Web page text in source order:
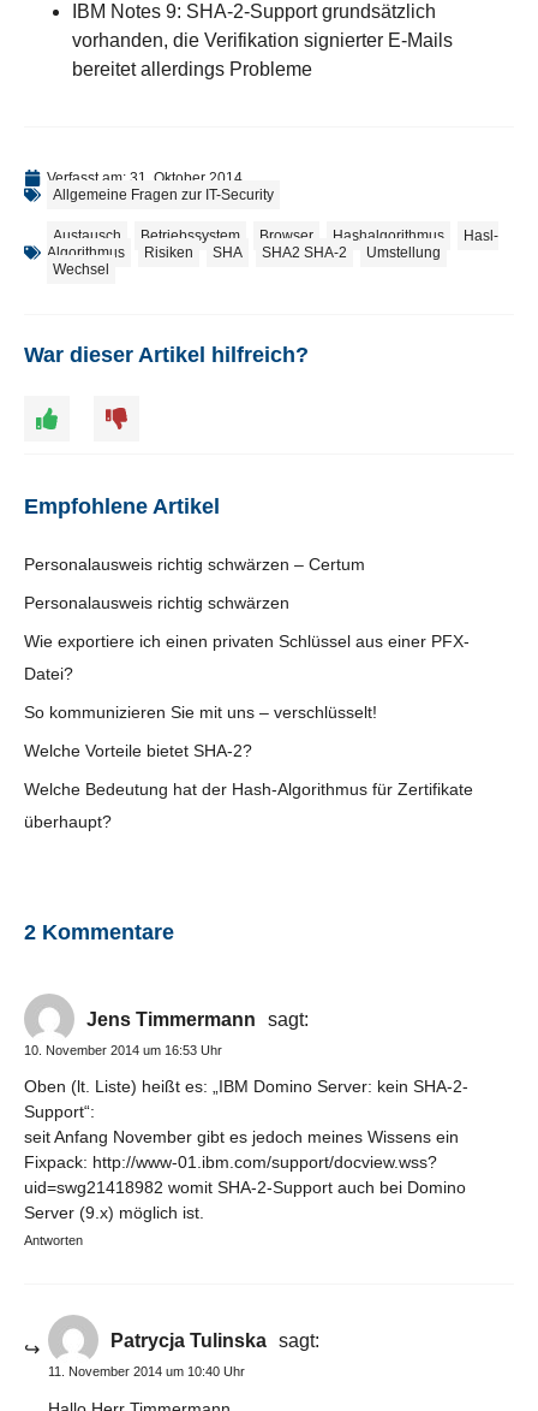
IBM Notes 9: SHA-2-Support grundsätzlich
vorhanden, die Verifikation signierter E-Mails
bereitet allerdings Probleme
Verfasst am: 31. Oktober 2014
Allgemeine Fragen zur IT-Security
Austausch Betriebssystem Browser Hashalgorithmus
Hasl-
Algorithmus
Risiken SHA SHA2 SHA-2 Umstellung
Wechsel
War dieser Artikel hilfreich?
Empfohlene Artikel
Personalausweis richtig schwärzen – Certum
Personalausweis richtig schwärzen
Wie exportiere ich einen privaten Schlüssel aus einer PFX-
Datei?
So kommunizieren Sie mit uns – verschlüsselt!
Welche Vorteile bietet SHA-2?
Welche Bedeutung hat der Hash-Algorithmus für Zertifikate
überhaupt?
2 Kommentare
Jens Timmermann sagt:
10. November 2014 um 16:53 Uhr
Oben (lt. Liste) heißt es: „IBM Domino Server: kein SHA-2-
Support“:
seit Anfang November gibt es jedoch meines Wissens ein
Fixpack: http://www-01.ibm.com/support/docview.wss?
uid=swg21418982 womit SHA-2-Support auch bei Domino
Server (9.x) möglich ist.
Antworten
Patrycja Tulinska sagt:
11. November 2014 um 10:40 Uhr